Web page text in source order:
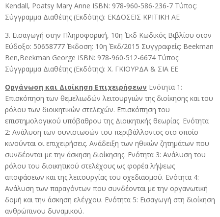
Kendall, Poatsy Mary Anne ISBN: 978-960-586-236-7 Τύπος:
Σύγγραμμα Διαθέτης (Εκδότης): ΕΚΔΟΣΕΙΣ ΚΡΙΤΙΚΗ ΑΕ
3. Εισαγωγή στην Πληροφορική, 10η Έκδ Κωδικός Βιβλίου στον
Εύδοξο: 50658777 Έκδοση: 10η Έκδ/2015 Συγγραφείς: Beekman
Ben,Beekman George ISBN: 978-960-512-6674 Τύπος:
Σύγγραμμα Διαθέτης (Εκδότης): Χ. ΓΚΙΟΥΡΔΑ & ΣΙΑ ΕΕ
Οργάνωση και Διοίκηση Επιχειρήσεων Ενότητα 1:
Επισκόπηση των θεμελιωδών λειτουργιών της διοίκησης και του
ρόλου των διοικητικών στελεχών. Επισκόπηση του
επιστημολογικού υπόβαθρου της Διοικητικής θεωρίας. Ενότητα
2: Ανάλυση των συνιστωσών του περιβάλλοντος στο οποίο
κινούνται οι επιχειρήσεις. Ανάδειξη των ηθικών ζητημάτων που
συνδέονται με την άσκηση διοίκησης. Ενότητα 3: Ανάλυση του
ρόλου του διοικητικού στελέχους ως φορέα λήψεως
αποφάσεων και της λειτουργίας του σχεδιασμού. Ενότητα 4:
Ανάλυση των παραγόντων που συνδέονται με την οργανωτική
δομή και την άσκηση ελέγχου. Ενότητα 5: Εισαγωγή στη διοίκηση
ανθρώπινου δυναμικού.